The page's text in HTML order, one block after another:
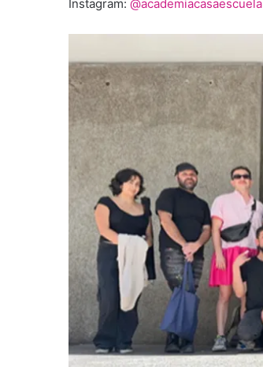
Instagram: @academiacasaescuela